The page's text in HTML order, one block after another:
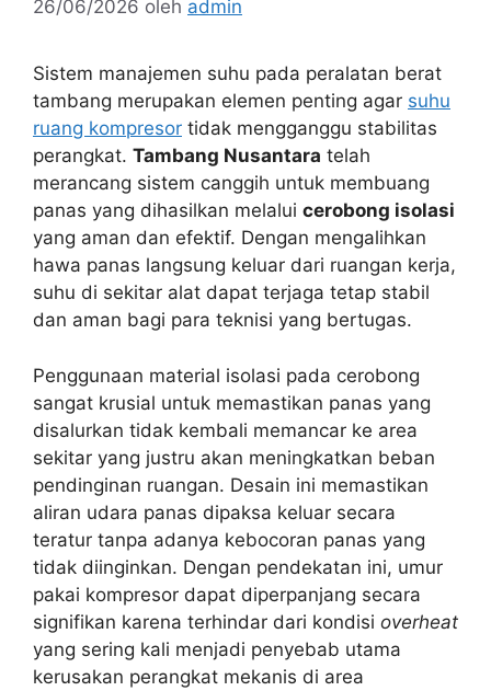
26/06/2026 oleh admin
Sistem manajemen suhu pada peralatan berat
tambang merupakan elemen penting agar suhu
ruang kompresor tidak mengganggu stabilitas
perangkat. Tambang Nusantara telah
merancang sistem canggih untuk membuang
panas yang dihasilkan melalui cerobong isolasi
yang aman dan efektif. Dengan mengalihkan
hawa panas langsung keluar dari ruangan kerja,
suhu di sekitar alat dapat terjaga tetap stabil
dan aman bagi para teknisi yang bertugas.
Penggunaan material isolasi pada cerobong
sangat krusial untuk memastikan panas yang
disalurkan tidak kembali memancar ke area
sekitar yang justru akan meningkatkan beban
pendinginan ruangan. Desain ini memastikan
aliran udara panas dipaksa keluar secara
teratur tanpa adanya kebocoran panas yang
tidak diinginkan. Dengan pendekatan ini, umur
pakai kompresor dapat diperpanjang secara
signifikan karena terhindar dari kondisi overheat
yang sering kali menjadi penyebab utama
kerusakan perangkat mekanis di area